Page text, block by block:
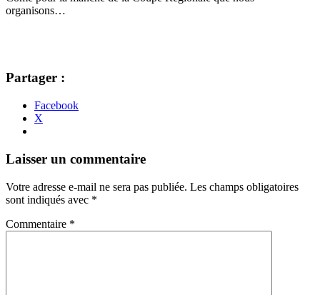
organisons…
Partager :
Facebook
X
Navigation
articles
←
→
Laisser un commentaire
Votre adresse e-mail ne sera pas publiée. Les champs obligatoires
sont indiqués avec *
Commentaire *